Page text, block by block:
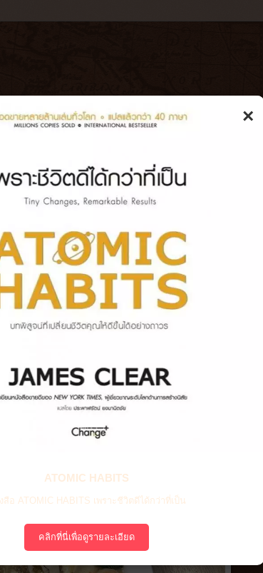
มอยาก ราดหน้าทะเลจาน
×
ATOMIC HABITS
สือ ATOMIC HABITS เพราะชีวิตดีได้กว่าที่เป็น
คลิกที่นี่เพื่อดูรายละเอียด